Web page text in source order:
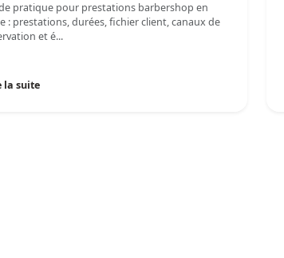
pratique pour prestations barbershop en
: prestations, durées, fichier client, canaux de
et é...
la suite